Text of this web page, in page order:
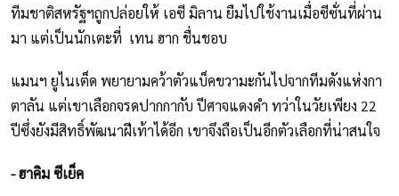
ทีมชาติสหรัฐฯถูกปล่อยให้ เอซี มิลาน ยืมไปใช้งานเมื่อซีซั่นที่ผ่าน
มา แต่เป็นนักเตะที่ เทน ฮาก ชื่นชอบ
แมนฯ ยูไนเต็ด พยายามคว้าตัวแบ็คขวามะกันไปจากทีมดังแห่งกา
ตาลัน แต่เขาเลือกจรดปากกากับ ปีศาจแดงดำ ทว่าในวัยเพียง 22
ปีซึ่งยังมีสิทธิ์พัฒนาฝีเท้าได้อีก เขาจึงถือเป็นอีกตัวเลือกที่น่าสนใจ
- ฮาคิม ซีเย็ค